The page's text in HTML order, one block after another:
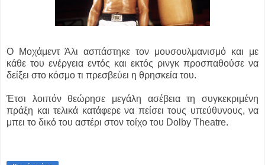
Ο Μοχάμεντ Άλι ασπάστηκε τον μουσουλμανισμό και με
κάθε του ενέργεια εντός και εκτός ρινγκ προσπαθούσε να
δείξει στο κόσμο τι πρεσβεύει η θρησκεία του.
Έτσι λοιπόν θεώρησε μεγάλη ασέβεια τη συγκεκριμένη
πράξη και τελικά κατάφερε να πείσει τους υπεύθυνους, να
μπει το δικό του αστέρι στον τοίχο του Dolby Theatre.